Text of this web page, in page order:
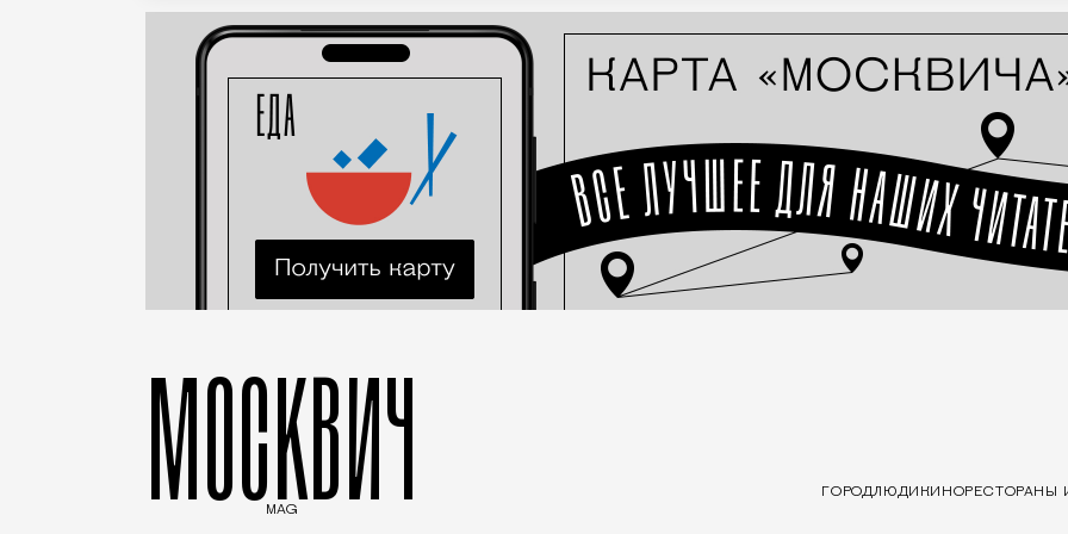
МОСКВИЧ
MAG
ГОРОДЛЮДИ КИНОРЕСТОРАНЫ